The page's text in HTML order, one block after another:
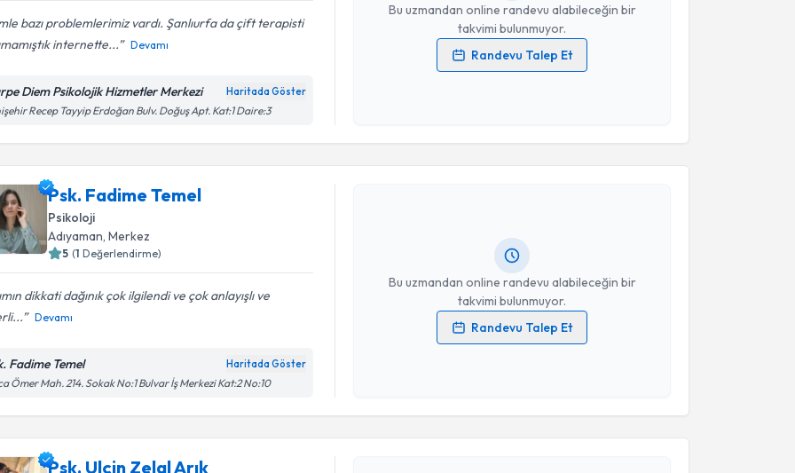
bazı problemlerimiz vardı. Şanlıurfa da çift terapisti
internette...
Devamı
Diem Psikolojik Hizmetler Merkezi Haritada Göster
Recep Tayyip Erdoğan Bulv. Doğuş Apt. Kat:1 Daire:3
Bu uzmandan online randevu alabileceğin bir
takvimi bulunmuyor.
Randevu Talep Et
Kişisel verilerimin işlenmesine ilişkinAydınlatma Metni
Takvim Talebini Gönder
Psk. Fadime Temel
Psikoloji
Adıyaman, Merkez
5 (1 Değerlendirme)
dikkati dağınık çok ilgilendi ve çok anlayışlı ve
Devamı
Fadime Temel Haritada Göster
Ömer Mah. 214. Sokak No:1 Bulvar İş Merkezi Kat:2 No:10
Bu uzmandan online randevu alabileceğin bir
takvimi bulunmuyor.
Randevu Talep Et
Randevu Takvimi Talebi
Psk. Fadime Temel
Kişisel verilerimin işlenmesine ilişkinAydınlatma Metni
Takvim Talebini Gönder
Psk. Ulçin Zelal Arık
Randevu Takvimi Talebi
Psk. Ulçin Zelal Arık